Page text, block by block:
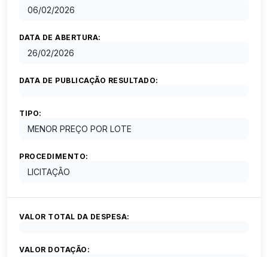
06/02/2026
DATA DE ABERTURA:
26/02/2026
DATA DE PUBLICAÇÃO RESULTADO:
TIPO:
MENOR PREÇO POR LOTE
PROCEDIMENTO:
LICITAÇÃO
VALOR TOTAL DA DESPESA:
VALOR DOTAÇÃO: